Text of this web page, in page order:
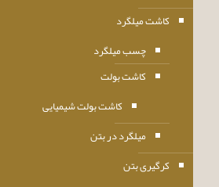
کاشت میلگرد
چسب میلگرد
کاشت بولت
کاشت بولت شیمیایی
میلگرد در بتن
کرگیری بتن